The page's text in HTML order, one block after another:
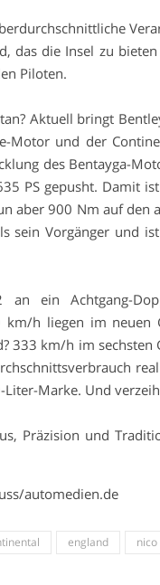
das die Insel zu
Piloten.
Aktuell bringt
Motor und der
des Bentayga-
PS gepusht. Damit
aber 900 Nm auf
sein Vorgänger und
an ein Achtgang-
km/h liegen im
333 km/h im
Marke. Und
Präzision und
automedien.de
england nico